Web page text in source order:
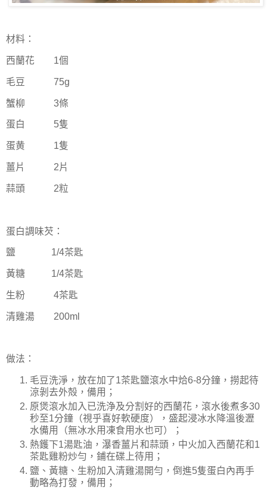
材料：
西蘭花 1個
毛豆 75g
蟹柳 3條
蛋白 5隻
蛋黄 1隻
薑片 2片
蒜頭 2粒
蛋白調味芡：
鹽 1/4茶匙
黃糖 1/4茶匙
生粉 4茶匙
清雞湯 200ml
做法：
毛豆洗淨，放在加了1茶匙鹽滾水中烚6-8分鐘，撈起待
涼剝去外殻，備用；
原煲滾水加入已洗浄及分割好的西蘭花，滾水後煮多30
秒至1分鐘（視乎喜好軟硬度），盛起浸冰水降溫後瀝
水備用（無冰水用凍食用水也可）；
熱鑊下1湯匙油，瀑香薑片和蒜頭，中火加入西蘭花和 1
茶匙雞粉炒勻，鋪在碟上待用；
鹽、黃糖、生粉加入清雞湯開勻，倒進5隻蛋白內再手
動略為打發，備用；